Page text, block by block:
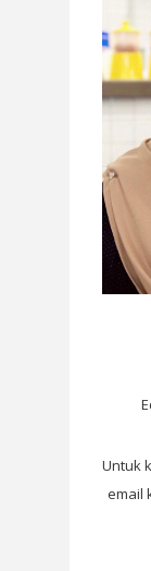
Untuk
email